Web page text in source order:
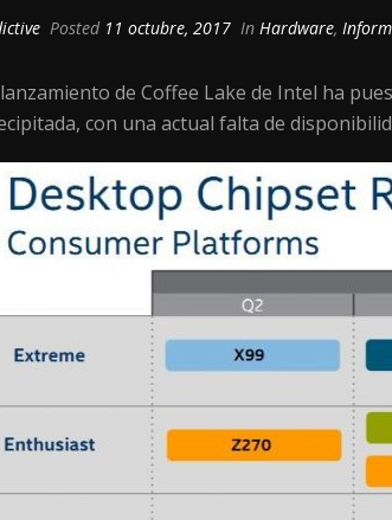
Posted 11 octubre, 2017 In Hardware,
de Coffee Lake de Intel ha
con una actual falta de